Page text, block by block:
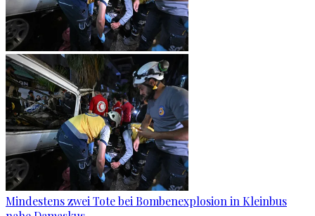
Mindestens zwei Tote bei Bombenexplosion in Kleinbus